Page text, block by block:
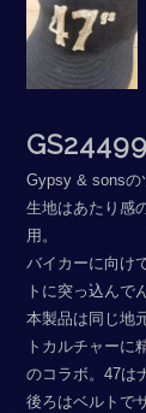
Gypsy & sonsの
⽣地はあたり感
⽤。
バイカーに向け
トに突っ込んで
本製品は同じ地
トカルチャーに
のコラボ。47は
後ろはベルトで